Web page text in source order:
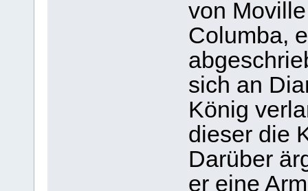
von
Columba,
sich an
König
dieser die
Darüber
er eine